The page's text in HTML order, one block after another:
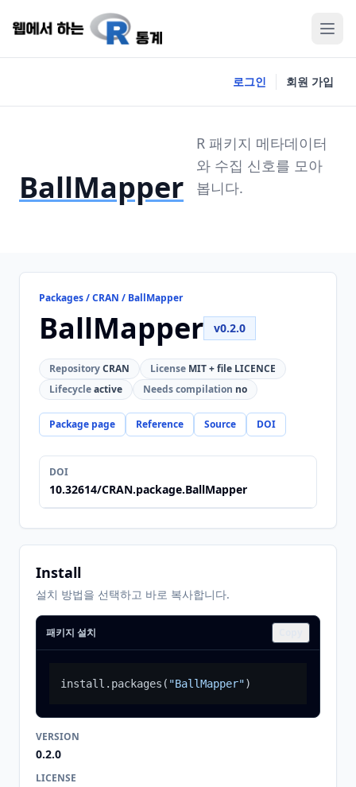
로그인 회원 가입
BallMapper
R 패키지 메타데이터
와 수집 신호를 모아
봅니다.
Packages / CRAN / BallMapper
BallMapper v0.2.0
RepositoryCRAN License MIT + file LICENCE
Lifecycleactive Needs compilation no
Package page Reference Source DOI
DOI
10.32614/CRAN.package.BallMapper
Install
설치 방법을 선택하고 바로 복사합니다.
패키지 설치
install.packages ( "BallMapper")
VERSION
0.2.0
LICENSE